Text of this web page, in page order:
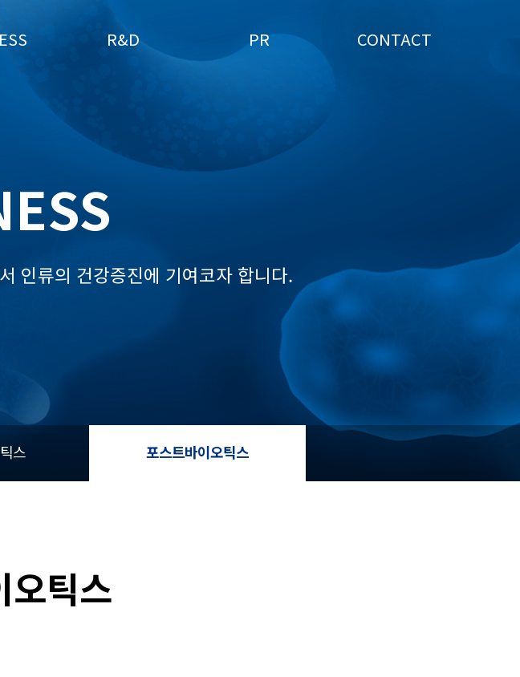
R&D PR CONTACT
인류의 건강증진에 기여코자 합니다.
스 포스트바이오틱스
오틱스